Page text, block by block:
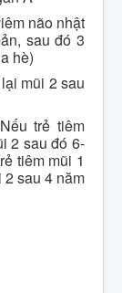
não nhật
sau đó 3
hè)
mũi 2 sau
trẻ tiêm
2 sau đó 6-
tiêm mũi 1
sau 4 năm